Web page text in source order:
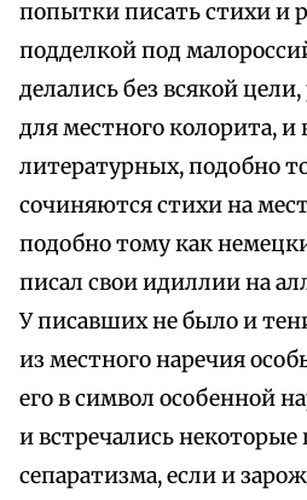
попытки писать стихи и
подделкой под
делались без всякой
для местного колорита, и
литературных, подобно
сочиняются стихи на
подобно тому как
писал свои идиллии на
У писавших не было и
из местного наречия
его в символ особенной
и встречались
сепаратизма, если и